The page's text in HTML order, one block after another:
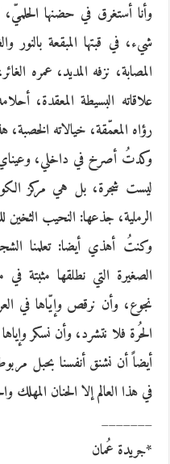
وأنا أستغرق في حضنها
شيء، في قبتها المبقعة بالنور
المصابة، نزفه المديد، عمره
علاقاته البسيطة المعقدة،
رؤاه المعمّقة، خيالاته الخصبة،
وكدتُ أصرخ في داخلي، وعيناي
ليست شجرة، بل هي مركز
الرملية، جذعها: النحيب
وكنتُ أهذي أيضا: تعلمنا
الصغيرة التي نطلقها مثبتة في
نجوع، وأن نرقص وإيّاها في
الحُرة فلا نتشرد، وأن نسكر
أيضاً أن نشنق أنفسنا بحبل
في هذا العالم إلا الحنان المهلك
_______
*جريدة عُمان